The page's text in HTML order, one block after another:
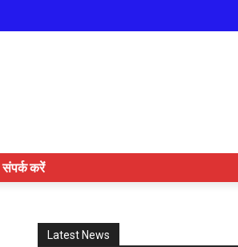
संपर्क करें
Latest News